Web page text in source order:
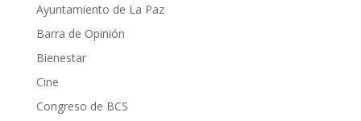
Ayuntamiento de La Paz
Barra de Opinión
Bienestar
Cine
Congreso de BCS